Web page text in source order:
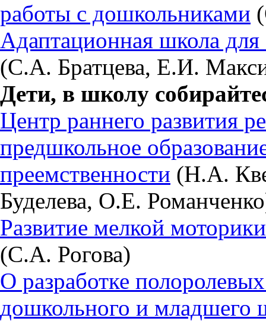
работы с дошкольниками
Адаптационная школа
(С.А. Братцева, Е.И.
Дети, в школу
Центр раннего развития
предшкольное
преемственности (Н.А.
Буделева, О.Е.
Развитие мелкой
(С.А. Рогова)
О разработке
дошкольного и младшего